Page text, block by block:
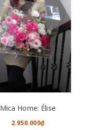
Mica Home: Élise
2.950.000₫